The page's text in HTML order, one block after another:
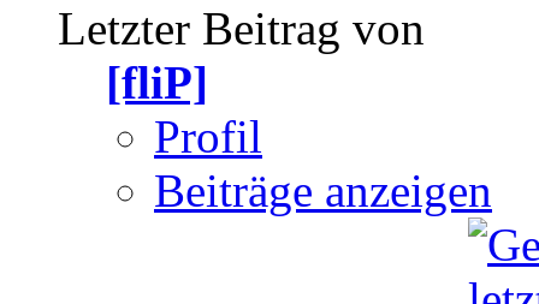
Letzter Beitrag von
[fliP]
Profil
Beiträge anzeigen